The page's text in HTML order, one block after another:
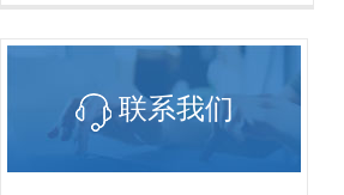
联系我们